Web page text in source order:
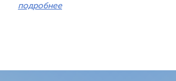
подробнее